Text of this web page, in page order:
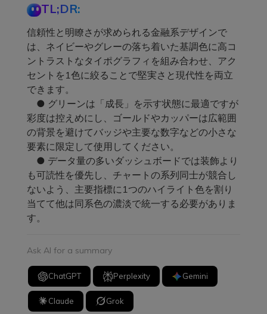
TL;DR:
信頼性と明瞭さが求められる金融系デザインで
は、ネイビーやグレーの落ち着いた基調色に高コ
ントラストなタイポグラフィを組み合わせ、アク
セントを1色に絞ることで堅実さと現代性を両立
できます。
● グリーンは「成長」を示す状態に最適ですが
彩度は控えめにし、ゴールドやカッパーは広範囲
の背景を避けてバッジや主要な数字などの小さな
要素に限定して使用してください。
● データ量の多いダッシュボードでは装飾より
も可読性を優先し、チャートの系列同士が競合し
ないよう、主要指標に1つのハイライト色を割り
当てて他は同系色の濃淡で統一する必要がありま
す。
Ask AI for a summary
ChatGPT Perplexity Gemini
Claude Grok